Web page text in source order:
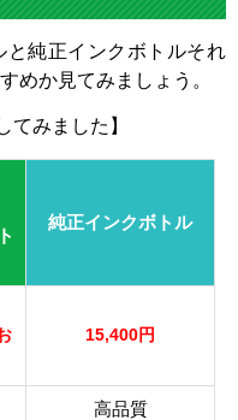
C
TAK-
M
TAK-Y
ア
マゼ
イエ
染料
純正インクボトルそれ
めか見てみましょう。
てみました】
純正インクボトル
15,400円
高品質